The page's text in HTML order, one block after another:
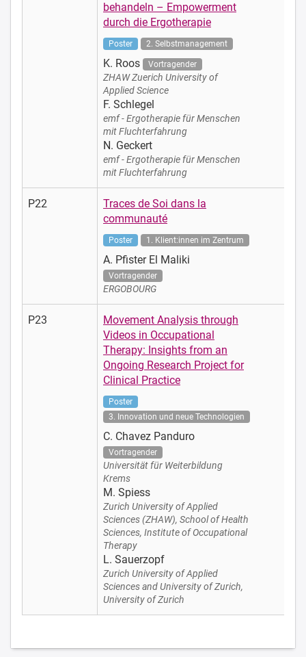
behandeln – Empowerment
durch die Ergotherapie
Poster 2. Selbstmanagement
K. Roos Vortragender
ZHAW Zuerich University of
Applied Science
F. Schlegel
emf - Ergotherapie für Menschen
mit Fluchterfahrung
N. Geckert
emf - Ergotherapie für Menschen
mit Fluchterfahrung
P22
Traces de Soi dans la
communauté
Poster 1. Klient:innen im Zentrum
A. Pfister El Maliki
Vortragender
ERGOBOURG
P23
Movement Analysis through
Videos in Occupational
Therapy: Insights from an
Ongoing Research Project for
Clinical Practice
Poster
3. Innovation und neue Technologien
C. Chavez Panduro
Vortragender
Universität für Weiterbildung
Krems
M. Spiess
Zurich University of Applied
Sciences (ZHAW), School of Health
Sciences, Institute of Occupational
Therapy
L. Sauerzopf
Zurich University of Applied
Sciences and University of Zurich,
University of Zurich